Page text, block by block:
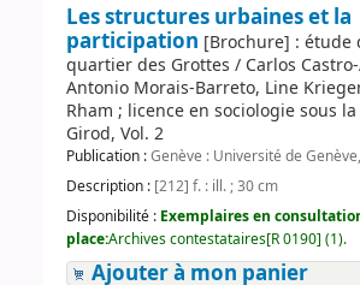
Les structures urbaines et la
participation [Brochure] : étude
quartier des Grottes / Carlos
Antonio Morais-Barreto, Line
Rham ; licence en sociologie sous
Girod, Vol. 2
Publication :Genève : Université de
Description : [212] f. : ill. ; 30 cm
Disponibilité : Exemplaires en
place:Archives contestataires[R 0190] (1).
Ajouter à mon panier